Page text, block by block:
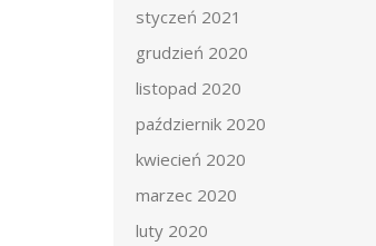
styczeń 2021
grudzień 2020
listopad 2020
październik 2020
kwiecień 2020
marzec 2020
luty 2020